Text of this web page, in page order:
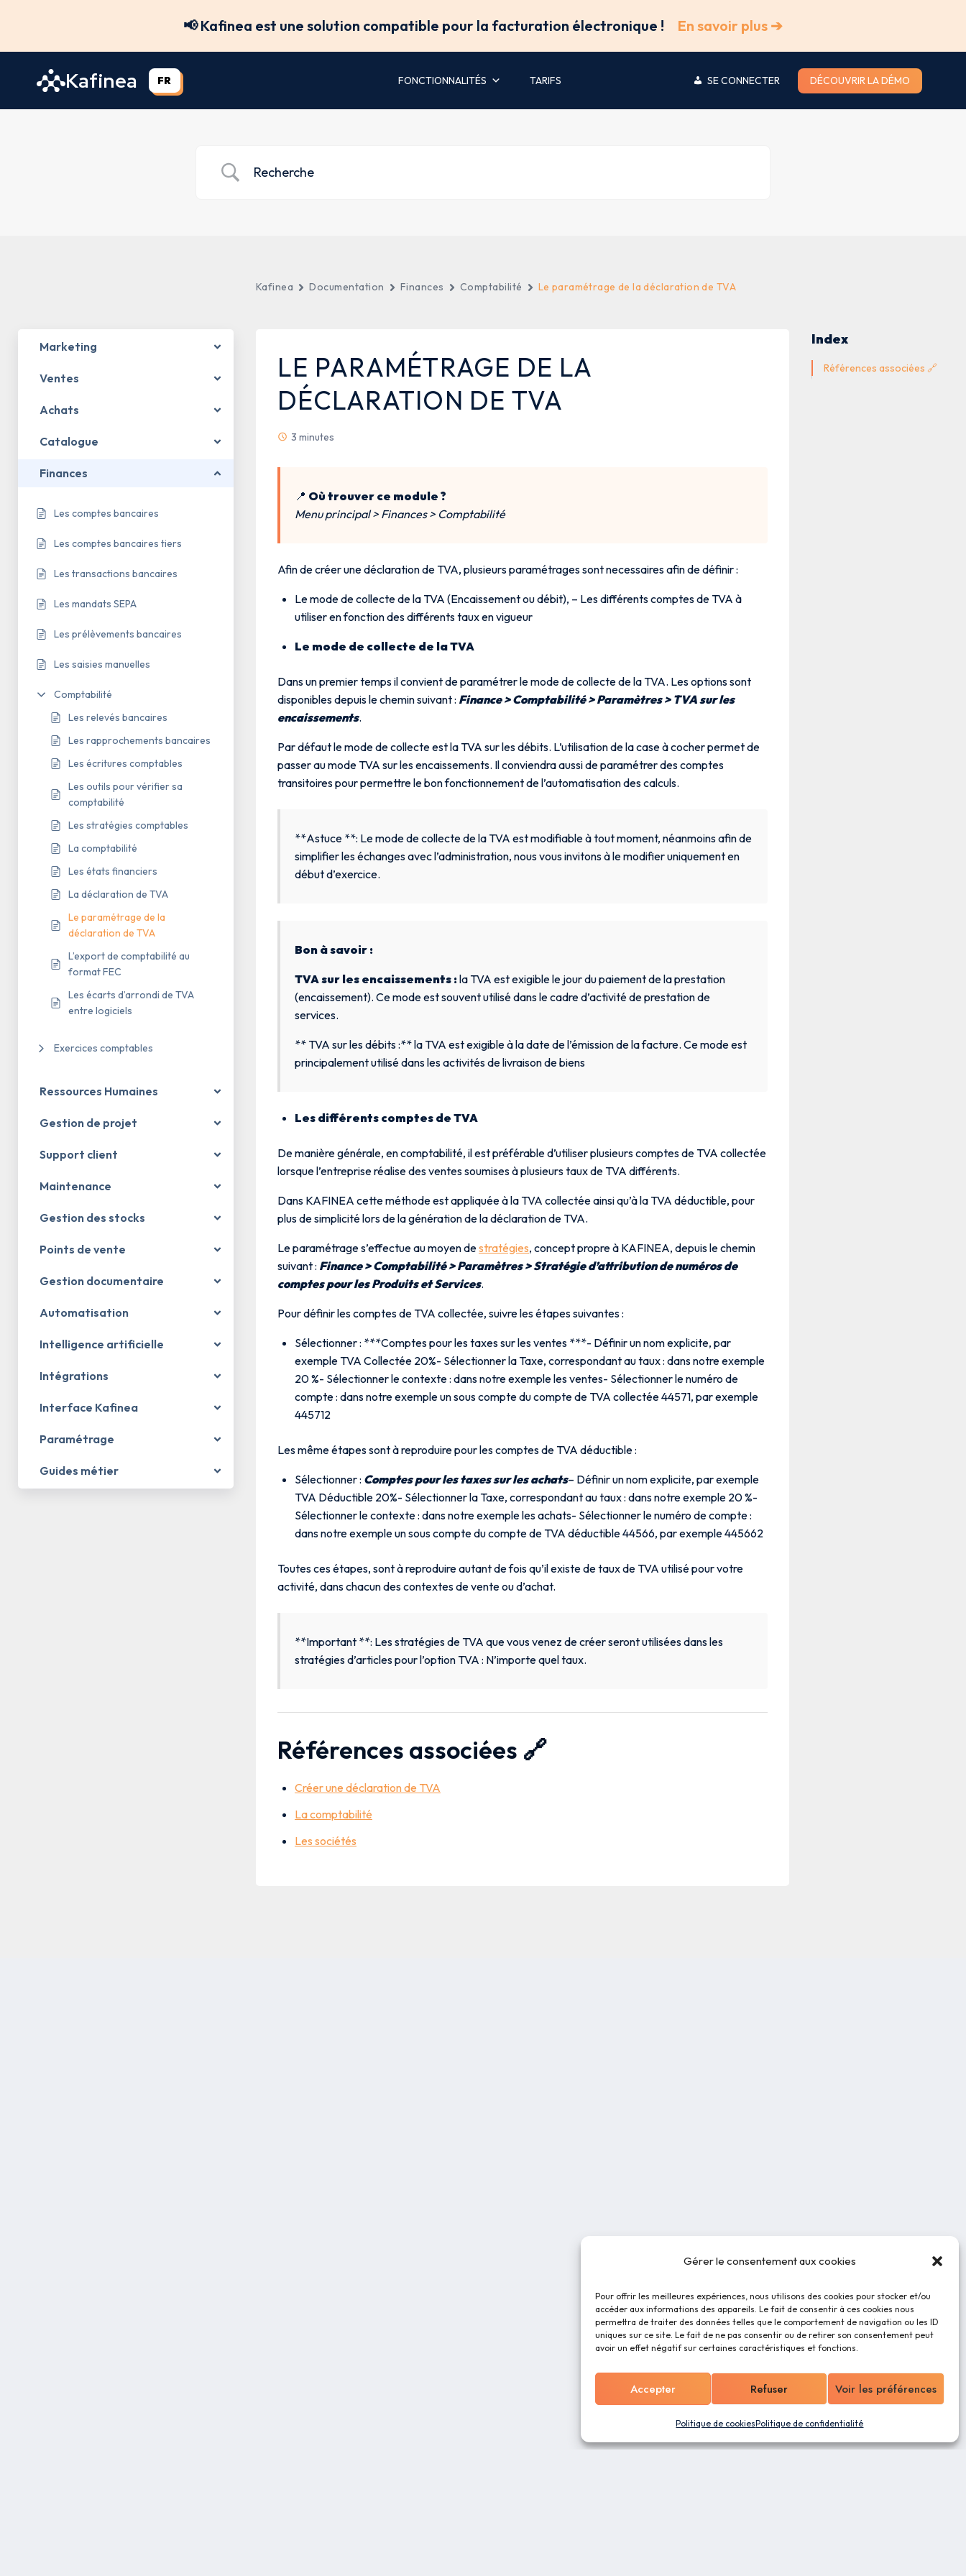
Gérer le consentement aux cookies
Pour offrir les meilleures expériences, nous utilisons des cookies pour stocker et/ou
accéder aux informations des appareils. Le fait de consentir à ces cookies nous
permettra de traiter des données telles que le comportement de navigation ou les ID
uniques sur ce site. Le fait de ne pas consentir ou de retirer son consentement peut
avoir un effet négatif sur certaines caractéristiques et fonctions.
Accepter Refuser Voir les préférences
Politique de cookiesPolitique de confidentialité
📢 Kafinea est une solution compatible pour la facturation électronique ! En savoir plus ➔
Kafinea FR FONCTIONNALITÉS TARIFS SE CONNECTER DÉCOUVRIR LA DÉMO
Marketing
Ventes
Achats
Catalogue
Finances
Les comptes bancaires
Les comptes bancaires tiers
Les transactions bancaires
Les mandats SEPA
Les prélèvements bancaires
Les saisies manuelles
Comptabilité
Les relevés bancaires
Les rapprochements bancaires
Les écritures comptables
Les outils pour vérifier sa
comptabilité
Les stratégies comptables
La comptabilité
Les états financiers
La déclaration de TVA
Le paramétrage de la
déclaration de TVA
L’export de comptabilité au
format FEC
Les écarts d’arrondi de TVA
entre logiciels
Exercices comptables
Ressources Humaines
Gestion de projet
Support client
Maintenance
Gestion des stocks
Points de vente
Gestion documentaire
Automatisation
Intelligence artificielle
Intégrations
Interface Kafinea
Paramétrage
Guides métier
Kafinea Documentation Finances Comptabilité Le paramétrage de la déclaration de TVA
LE PARAMÉTRAGE DE LA
DÉCLARATION DE TVA
3 minutes
📍 Où trouver ce module ?
Menu principal > Finances > Comptabilité
Afin de créer une déclaration de TVA, plusieurs paramétrages sont necessaires afin de définir :
Le mode de collecte de la TVA (Encaissement ou débit), – Les différents comptes de TVA à
utiliser en fonction des différents taux en vigueur
Le mode de collecte de la TVA
Dans un premier temps il convient de paramétrer le mode de collecte de la TVA. Les options sont
disponibles depuis le chemin suivant : Finance > Comptabilité > Paramètres > TVA sur les
encaissements.
Par défaut le mode de collecte est la TVA sur les débits. L’utilisation de la case à cocher permet de
passer au mode TVA sur les encaissements. Il conviendra aussi de paramétrer des comptes
transitoires pour permettre le bon fonctionnement de l’automatisation des calculs.
**Astuce **: Le mode de collecte de la TVA est modifiable à tout moment, néanmoins afin de
simplifier les échanges avec l’administration, nous vous invitons à le modifier uniquement en
début d’exercice.
Bon à savoir :
TVA sur les encaissements :la TVA est exigible le jour du paiement de la prestation
(encaissement). Ce mode est souvent utilisé dans le cadre d’activité de prestation de
services.
** TVA sur les débits :** la TVA est exigible à la date de l’émission de la facture. Ce mode est
principalement utilisé dans les activités de livraison de biens
Les différents comptes de TVA
De manière générale, en comptabilité, il est préférable d’utiliser plusieurs comptes de TVA collectée
lorsque l’entreprise réalise des ventes soumises à plusieurs taux de TVA différents.
Dans KAFINEA cette méthode est appliquée à la TVA collectée ainsi qu’à la TVA déductible, pour
plus de simplicité lors de la génération de la déclaration de TVA.
Le paramétrage s’effectue au moyen destratégies, concept propre à KAFINEA, depuis le chemin
suivant : Finance > Comptabilité > Paramètres > Stratégie d’attribution de numéros de
comptes pour les Produits et Services.
Pour définir les comptes de TVA collectée, suivre les étapes suivantes :
Sélectionner : ***Comptes pour les taxes sur les ventes ***- Définir un nom explicite, par
exemple TVA Collectée 20%- Sélectionner la Taxe, correspondant au taux : dans notre exemple
20 %- Sélectionner le contexte : dans notre exemple les ventes- Sélectionner le numéro de
compte : dans notre exemple un sous compte du compte de TVA collectée 44571, par exemple
445712
Les même étapes sont à reproduire pour les comptes de TVA déductible :
Sélectionner : Comptes pour les taxes sur les achats– Définir un nom explicite, par exemple
TVA Déductible 20%- Sélectionner la Taxe, correspondant au taux : dans notre exemple 20 %-
Sélectionner le contexte : dans notre exemple les achats- Sélectionner le numéro de compte :
dans notre exemple un sous compte du compte de TVA déductible 44566, par exemple 445662
Toutes ces étapes, sont à reproduire autant de fois qu’il existe de taux de TVA utilisé pour votre
activité, dans chacun des contextes de vente ou d’achat.
**Important **: Les stratégies de TVA que vous venez de créer seront utilisées dans les
stratégies d’articles pour l’option TVA : N’importe quel taux.
Références associées 🔗
Créer une déclaration de TVA
La comptabilité
Les sociétés
Index
Références associées 🔗